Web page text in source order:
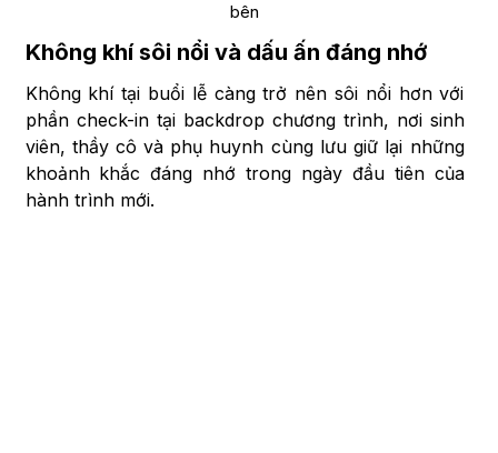
bên
Không khí sôi nổi và dấu ấn đáng nhớ
Không khí tại buổi lễ càng trở nên sôi nổi hơn với
phần check-in tại backdrop chương trình, nơi sinh
viên, thầy cô và phụ huynh cùng lưu giữ lại những
khoảnh khắc đáng nhớ trong ngày đầu tiên của
hành trình mới.